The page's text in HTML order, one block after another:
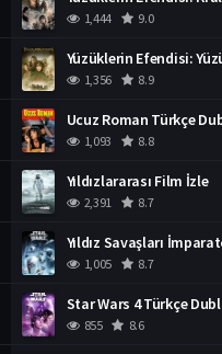
1,444 9.0
1,356 8.9
Ucuz Roman Türkçe
1,093 8.8
Yıldızlararası Film İzle
2,391 8.7
1,005 8.7
Star Wars 4 Türkçe
855 8.6